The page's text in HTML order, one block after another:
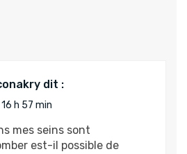
dit :
h 57 min
mes seins sont
est-il possible de